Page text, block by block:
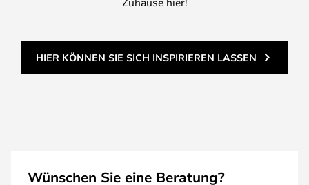
HIER KÖNNEN SIE SICH INSPIRIEREN LASSEN
Wünschen Sie eine Beratung?